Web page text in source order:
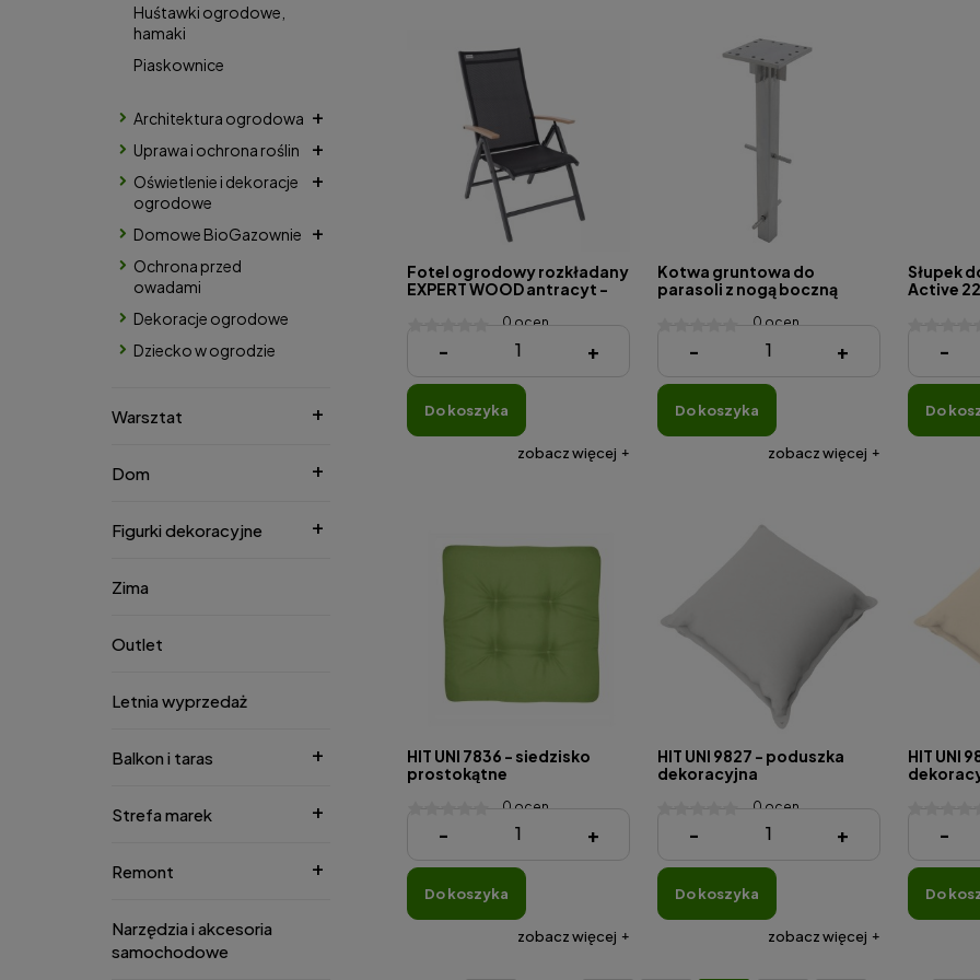
Huśtawki ogrodowe,
hamaki
Piaskownice
Architektura ogrodowa
Uprawa i ochrona roślin
Oświetlenie i dekoracje
ogrodowe
Domowe BioGazownie
Ochrona przed
owadami
Dekoracje ogrodowe
Dziecko w ogrodzie
Warsztat
Dom
Figurki dekoracyjne
Zima
Outlet
Letnia wyprzedaż
Balkon i taras
Strefa marek
Remont
Narzędzia i akcesoria
samochodowe
Fotel ogrodowy rozkładany
EXPERT WOOD antracyt -
0 ocen
752,20 zł
- +
do koszyka
zobacz więcej
Kotwa gruntowa do
parasoli z nogą boczną
0 ocen
609,51 zł
- +
do koszyka
zobacz więcej
Słupek
Active
120,26
-
do
HIT UNI 7836 - siedzisko
prostokątne
0 ocen
42,61 zł
- +
do koszyka
zobacz więcej
HIT UNI 9827 - poduszka
dekoracyjna
0 ocen
44,64 zł
- +
do koszyka
zobacz więcej
HIT UNI
44,64 zł
-
do